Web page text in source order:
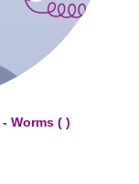
Worms ( )